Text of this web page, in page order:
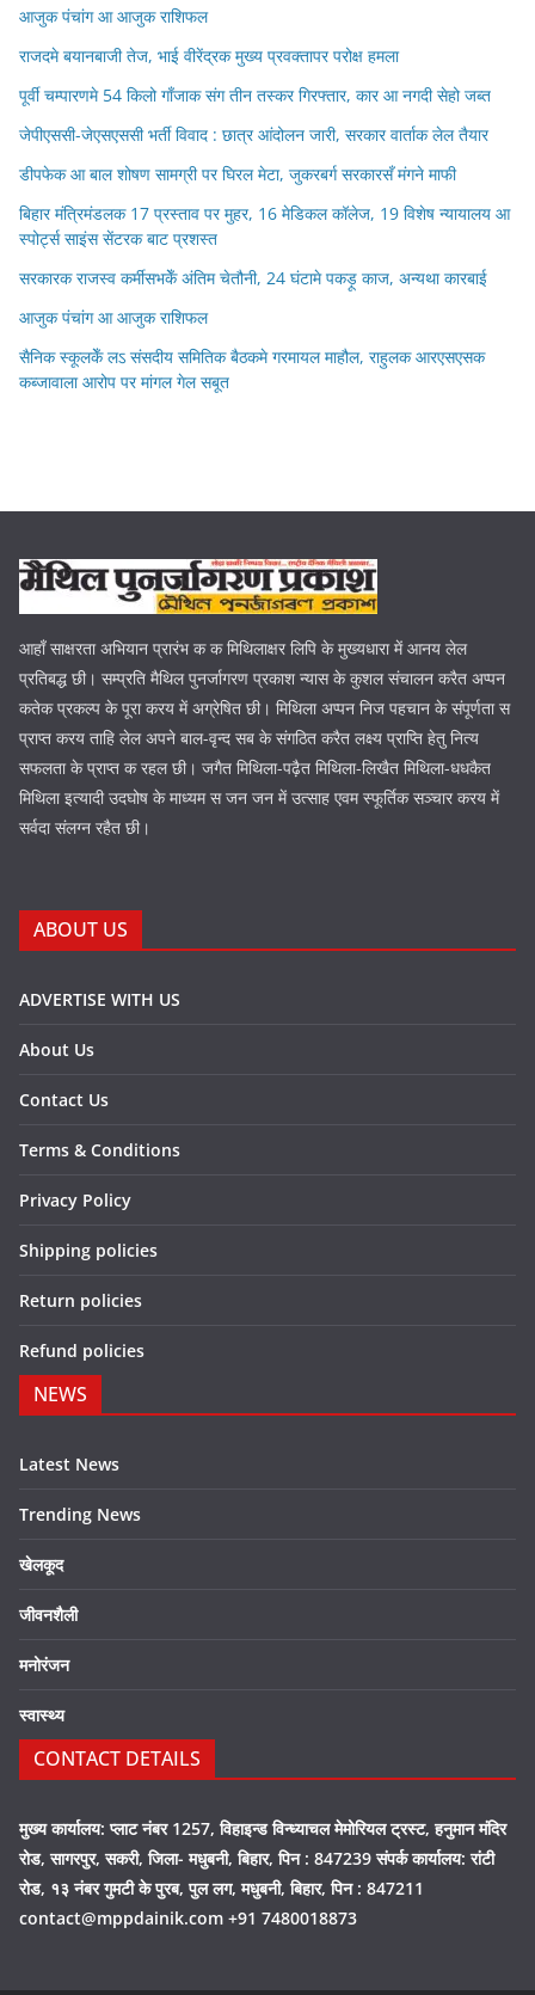
आजुक पंचांग आ आजुक राशिफल
राजदमे बयानबाजी तेज, भाई वीरेंद्रक मुख्य प्रवक्तापर परोक्ष हमला
पूर्वी चम्पारणमे 54 किलो गाँजाक संग तीन तस्कर गिरफ्तार, कार आ नगदी सेहो जब्त
जेपीएससी-जेएसएससी भर्ती विवाद : छात्र आंदोलन जारी, सरकार वार्ताक लेल तैयार
डीपफेक आ बाल शोषण सामग्री पर घिरल मेटा, जुकरबर्ग सरकारसँ मंगने माफी
बिहार मंत्रिमंडलक 17 प्रस्ताव पर मुहर, 16 मेडिकल कॉलेज, 19 विशेष न्यायालय आ
स्पोर्ट्स साइंस सेंटरक बाट प्रशस्त
सरकारक राजस्व कर्मीसभकेँ अंतिम चेतौनी, 24 घंटामे पकड़ू काज, अन्यथा कारबाई
आजुक पंचांग आ आजुक राशिफल
सैनिक स्कूलकेँ लऽ संसदीय समितिक बैठकमे गरमायल माहौल, राहुलक आरएसएसक
कब्जावाला आरोप पर मांगल गेल सबूत
आहाँ साक्षरता अभियान प्रारंभ क क मिथिलाक्षर लिपि के मुख्यधारा में आनय लेल
प्रतिबद्ध छी। सम्प्रति मैथिल पुनर्जागरण प्रकाश न्यास के कुशल संचालन करैत अप्पन
कतेक प्रकल्प के पूरा करय में अग्रेषित छी। मिथिला अप्पन निज पहचान के संपूर्णता स
प्राप्त करय ताहि लेल अपने बाल-वृन्द सब के संगठित करैत लक्ष्य प्राप्ति हेतु नित्य
सफलता के प्राप्त क रहल छी। जगैत मिथिला-पढ़ैत मिथिला-लिखैत मिथिला-धधकैत
मिथिला इत्यादी उदघोष के माध्यम स जन जन में उत्साह एवम स्फूर्तिक सञ्चार करय में
सर्वदा संलग्न रहैत छी।
ABOUT US
ADVERTISE WITH US
About Us
Contact Us
Terms & Conditions
Privacy Policy
Shipping policies
Return policies
Refund policies
NEWS
Latest News
Trending News
खेलकूद
जीवनशैली
मनोरंजन
स्वास्थ्य
CONTACT DETAILS
मुख्य कार्यालय: प्लाट नंबर 1257, विहाइन्ड विन्ध्याचल मेमोरियल ट्रस्ट, हनुमान मंदिर
रोड, सागरपुर, सकरी, जिला- मधुबनी, बिहार, पिन : 847239 संपर्क कार्यालय: रांटी
रोड, १३ नंबर गुमटी के पुरब, पुल लग, मधुबनी, बिहार, पिन : 847211
contact@mppdainik.com +91 7480018873